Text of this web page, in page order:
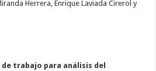
Herrera, Enrique Laviada Cirerol y
trabajo para análisis del